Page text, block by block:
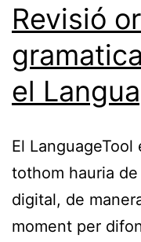
Revisió
el
El LanguageTool
tothom hauria de
digital, de
moment per